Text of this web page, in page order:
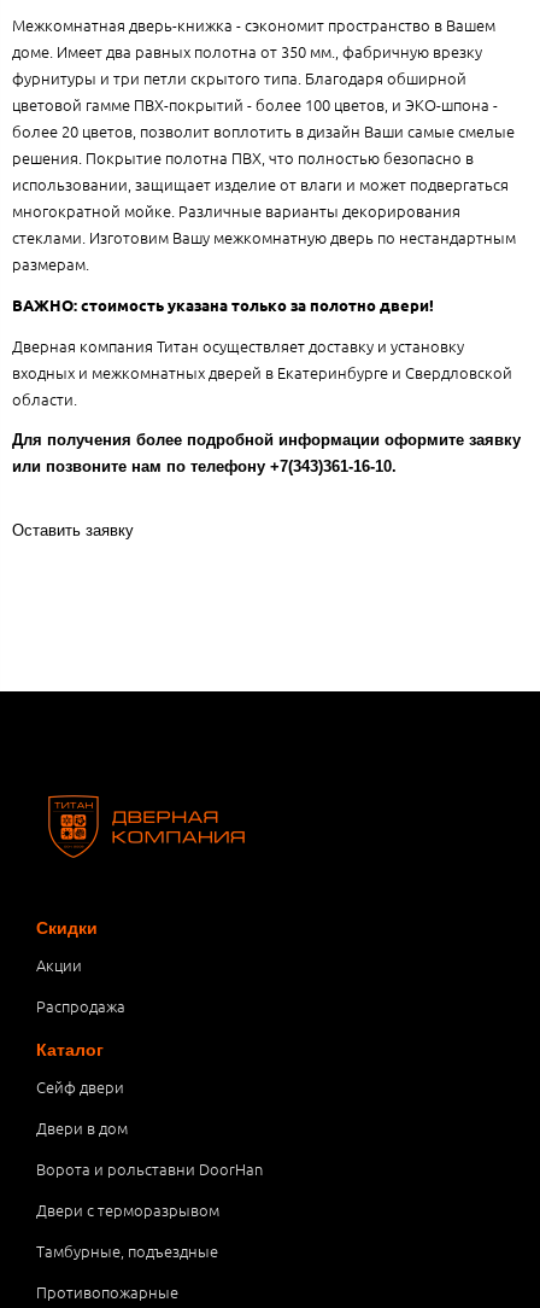
Межкомнатная дверь-книжка - сэкономит пространство в Вашем
доме. Имеет два равных полотна от 350 мм., фабричную врезку
фурнитуры и три петли скрытого типа. Благодаря обширной
цветовой гамме ПВХ-покрытий - более 100 цветов, и ЭКО-шпона -
более 20 цветов, позволит воплотить в дизайн Ваши самые смелые
решения. Покрытие полотна ПВХ, что полностью безопасно в
использовании, защищает изделие от влаги и может подвергаться
многократной мойке. Различные варианты декорирования
стеклами. Изготовим Вашу межкомнатную дверь по нестандартным
размерам.
ВАЖНО: стоимость указана только за полотно двери!
Дверная компания Титан осуществляет доставку и установку
входных и межкомнатных дверей в Екатеринбурге и Свердловской
области.
Для получения более подробной информации оформите заявку
или позвоните нам по телефону +7(343)361-16-10.
Оставить заявку
Скидки
Акции
Распродажа
Каталог
Сейф двери
Двери в дом
Ворота и рольставни DoorHan
Двери с терморазрывом
Тамбурные, подъездные
Противопожарные